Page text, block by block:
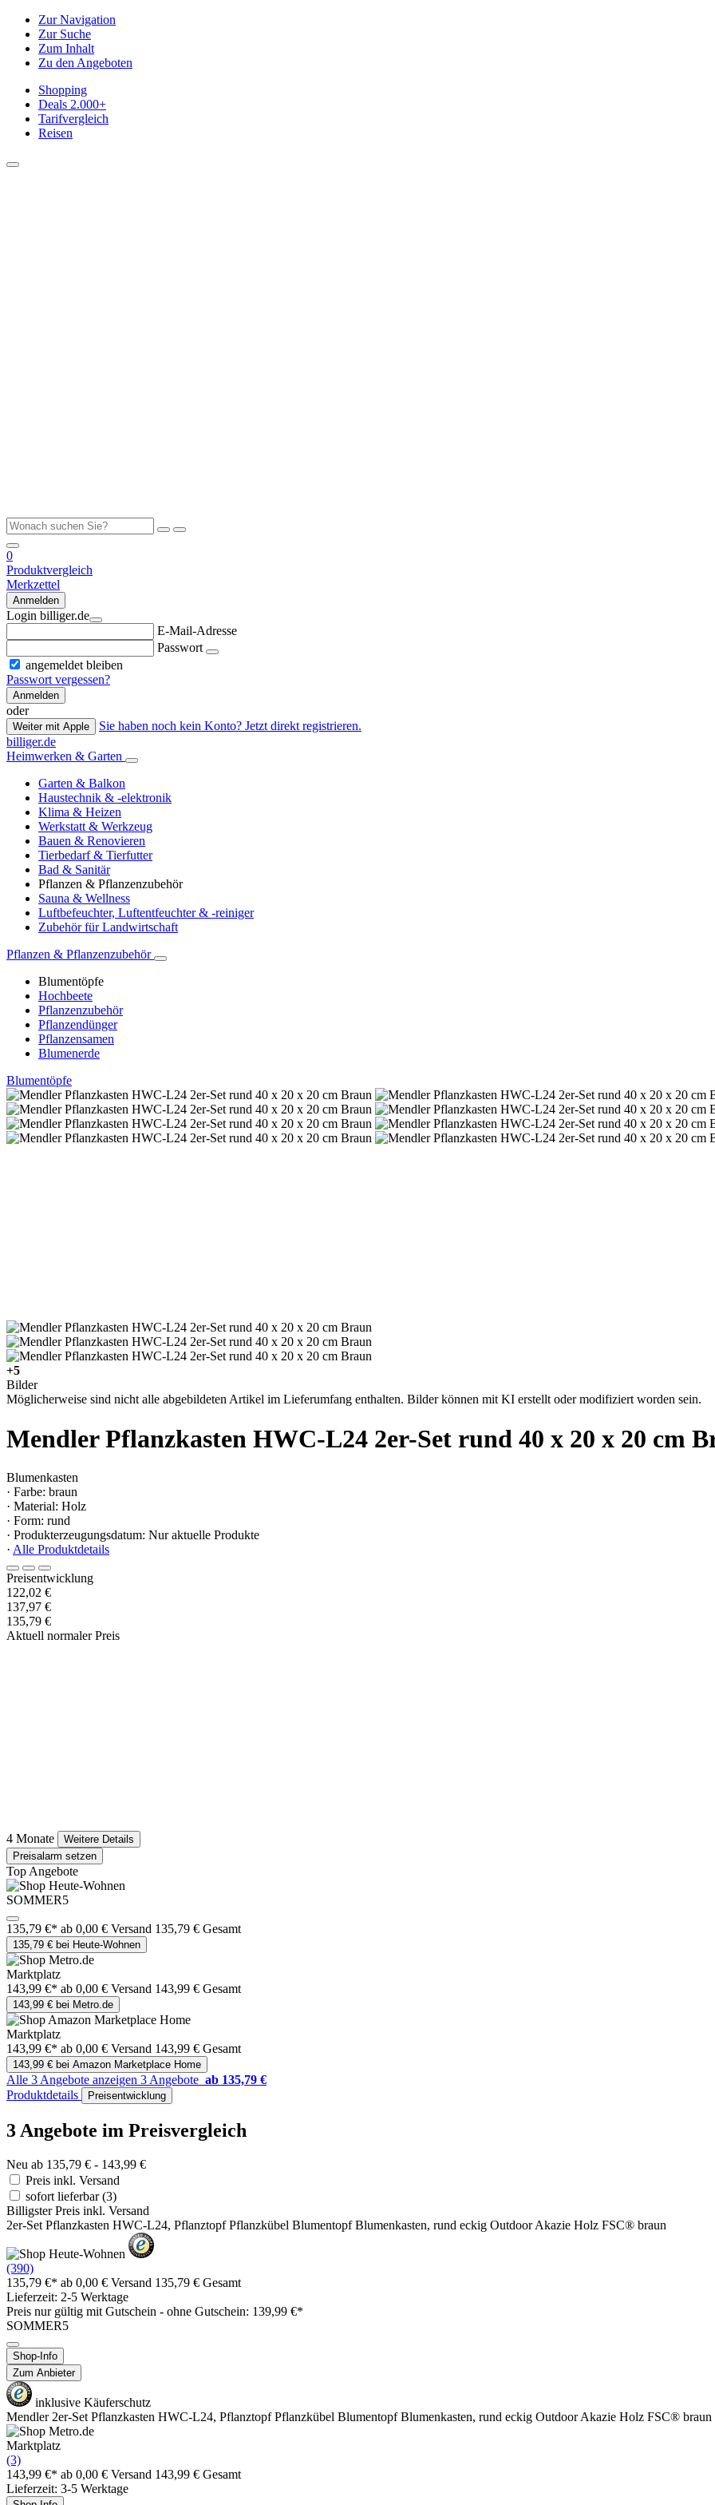
Zur Navigation
Zur Suche
Zum Inhalt
Zu den Angeboten
Shopping
Deals 2.000+
Tarifvergleich
Reisen
0
Produktvergleich
Merkzettel
Anmelden
Login billiger.de
E-Mail-Adresse
Passwort
angemeldet bleiben
Passwort vergessen?
Anmelden
oder
Weiter mit Apple
Sie haben noch kein Konto? Jetzt direkt registrieren.
billiger.de
Heimwerken & Garten
Garten & Balkon
Haustechnik & -elektronik
Klima & Heizen
Werkstatt & Werkzeug
Bauen & Renovieren
Tierbedarf & Tierfutter
Bad & Sanitär
Pflanzen & Pflanzenzubehör
Sauna & Wellness
Luftbefeuchter, Luftentfeuchter & -reiniger
Zubehör für Landwirtschaft
Pflanzen & Pflanzenzubehör
Blumentöpfe
Hochbeete
Pflanzenzubehör
Pflanzendünger
Pflanzensamen
Blumenerde
Blumentöpfe
+5
Bilder
Möglicherweise sind nicht alle abgebildeten Artikel im Lieferumfang enthalten. Bilder können mit KI erstellt oder modifiziert worden sein.
Mendler Pflanzkasten HWC-L24 2er-Set rund 40 x 20 x 20 cm
Blumenkasten
· Farbe: braun
· Material: Holz
· Form: rund
· Produkterzeugungsdatum: Nur aktuelle Produkte
· Alle Produktdetails
Preisentwicklung
122,02 €
137,97 €
135,79 €
Aktuell normaler Preis
4 Monate
Weitere Details
Preisalarm setzen
Top Angebote
SOMMER5
135,79 €* ab 0,00 € Versand 135,79 € Gesamt
135,79 € bei Heute-Wohnen
Marktplatz
143,99 €* ab 0,00 € Versand 143,99 € Gesamt
143,99 € bei Metro.de
Marktplatz
143,99 €* ab 0,00 € Versand 143,99 € Gesamt
143,99 € bei Amazon Marketplace Home
Alle 3 Angebote anzeigen 3 Angebote ab 135,79 €
Produktdetails
Preisentwicklung
3 Angebote im Preisvergleich
Neu ab 135,79 € - 143,99 €
Preis inkl. Versand
sofort lieferbar(3)
Billigster Preis inkl. Versand
2er-Set Pflanzkasten HWC-L24, Pflanztopf Pflanzkübel Blumentopf Blumenkasten, rund eckig Outdoor Akazie Holz FSC® braun
(390)
135,79 €* ab 0,00 € Versand 135,79 € Gesamt
Lieferzeit: 2-5 Werktage
Preis nur gültig mit Gutschein - ohne Gutschein: 139,99 €*
SOMMER5
Shop-Info
Zum Anbieter
inklusive Käuferschutz
Mendler 2er-Set Pflanzkasten HWC-L24, Pflanztopf Pflanzkübel Blumentopf Blumenkasten, rund eckig Outdoor Akazie Holz FSC® braun
Marktplatz
(3)
143,99 €* ab 0,00 € Versand 143,99 € Gesamt
Lieferzeit: 3-5 Werktage